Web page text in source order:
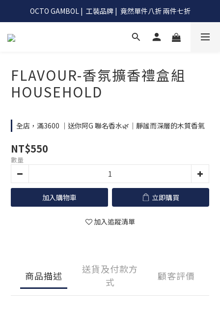
OCTO GAMBOL |  工裝品牌 |  竟然單件八折 兩件七折
OCTO GAMBOL |  工裝品牌 |  竟然單件八折 兩件七折
滿990阿G幫你免運到超商
FLAVOUR-香氛擴香禮盒組
HOUSEHOLD
全店，滿3600 ｜送你阿G 聯名香水🌿｜靜謐而深層的木質香氣
NT$550
數量
加入購物車 立即購買
加入追蹤清單
商品描述
送貨及付款方
式
顧客評價